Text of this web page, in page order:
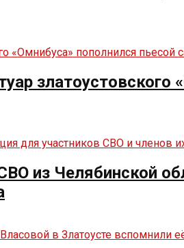
златоустовского
из Челябинской